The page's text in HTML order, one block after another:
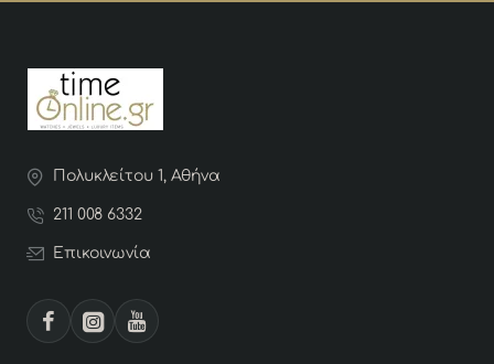
Πολυκλείτου 1, Αθήνα
211 008 6332
Επικοινωνία